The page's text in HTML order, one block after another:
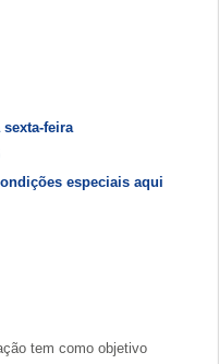
feira
especiais aqui
tem como objetivo